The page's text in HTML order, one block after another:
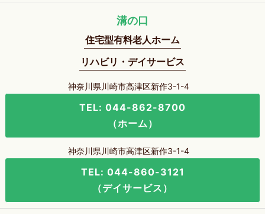
溝の口
住宅型有料老人ホーム
リハビリ・デイサービス
神奈川県川崎市高津区新作3-1-4
TEL: 044-862-8700
（ホーム）
神奈川県川崎市高津区新作3-1-4
TEL: 044-860-3121
（デイサービス）